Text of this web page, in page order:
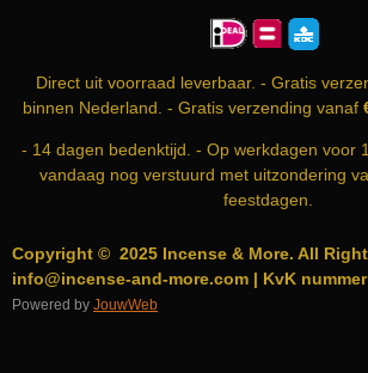
M
Direct uit voorraad leverbaar. - Gratis
binnen Nederland. - Gratis verzending vanaf
- 14 dagen bedenktijd. - Op werkdagen voor
vandaag nog verstuurd met uitzondering
feestdagen.
Copyright © 2025 Incense & More. All
info@incense-and-more.com | KvK
Powered by JouwWeb